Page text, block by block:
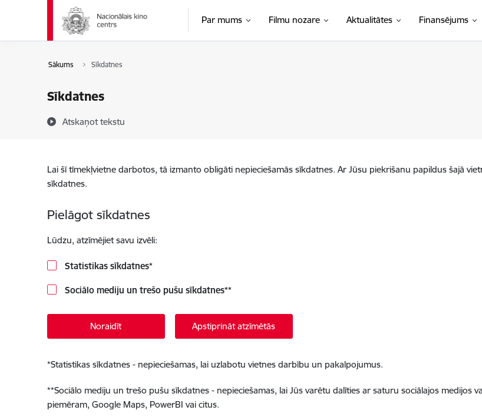
Pāriet uz lapas saturu
Par mums Filmu nozare Aktualitātes Finansējums
Sākums Sīkdatnes
Sīkdatnes
Atskaņot tekstu
Lai šī tīmekļvietne darbotos, tā izmanto obligāti nepieciešamās sīkdatnes. Ar Jūsu piekrišanu papildus šajā
sīkdatnes.
Pielāgot sīkdatnes
Lūdzu, atzīmējiet savu izvēli:
Statistikas sīkdatnes*
Sociālo mediju un trešo pušu sīkdatnes**
Noraidīt Apstiprināt atzīmētās
*Statistikas sīkdatnes - nepieciešamas, lai uzlabotu vietnes darbību un pakalpojumus.
**Sociālo mediju un trešo pušu sīkdatnes - nepieciešamas, lai Jūs varētu dalīties ar saturu sociālajos medijos
piemēram, Google Maps, PowerBI vai citus.